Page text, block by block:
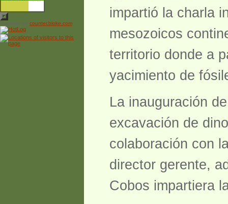
Powered by counter.bloke.com
impartió la charla
mesozoicos
territorio donde a
yacimiento de
La inauguración
excavación de
colaboración con
director gerente,
Cobos impartiera